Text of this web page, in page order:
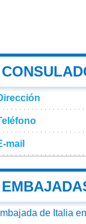
mail
de Italia